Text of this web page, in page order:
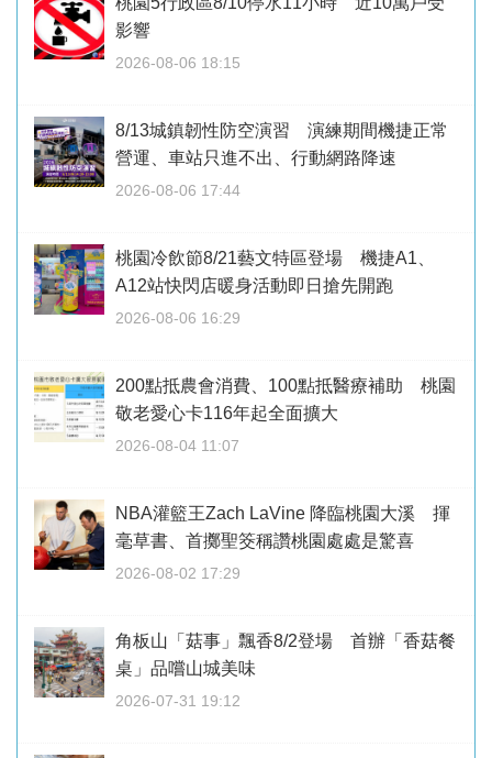
影響
2026-08-06 18:15
8/13城鎮韌性防空演習 演練期間機捷正常
營運、車站只進不出、行動網路降速
2026-08-06 17:44
桃園冷飲節8/21藝文特區登場 機捷A1、
A12站快閃店暖身活動即日搶先開跑
2026-08-06 16:29
200點抵農會消費、100點抵醫療補助 桃園
敬老愛心卡116年起全面擴大
2026-08-04 11:07
NBA灌籃王Zach LaVine 降臨桃園大溪 揮
毫草書、首擲聖筊稱讚桃園處處是驚喜
2026-08-02 17:29
角板山「菇事」飄香8/2登場 首辦「香菇餐
桌」品嚐山城美味
2026-07-31 19:12